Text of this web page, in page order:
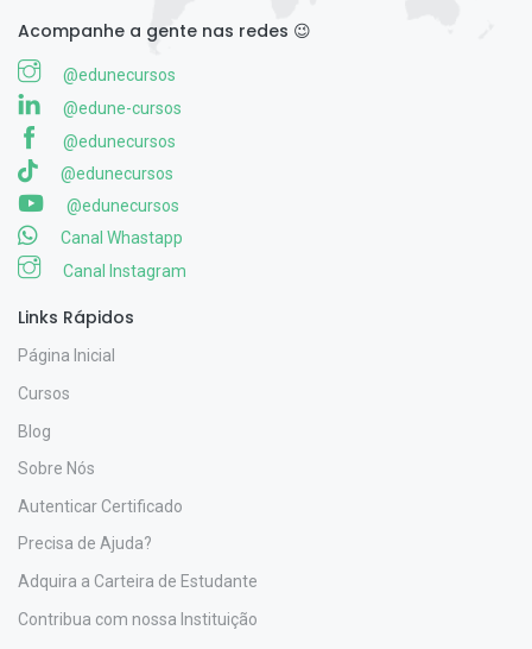
Acompanhe a gente nas redes 😉
@edunecursos
@edune-cursos
@edunecursos
@edunecursos
@edunecursos
Canal Whastapp
Canal Instagram
Links Rápidos
Página Inicial
Cursos
Blog
Sobre Nós
Autenticar Certificado
Precisa de Ajuda?
Adquira a Carteira de Estudante
Contribua com nossa Instituição